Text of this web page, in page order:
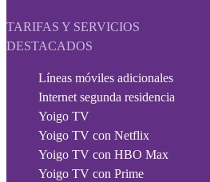
TARIFAS Y SERVICIOS
DESTACADOS
Líneas móviles adicionales
Internet segunda residencia
Yoigo TV
Yoigo TV con Netflix
Yoigo TV con HBO Max
Yoigo TV con Prime